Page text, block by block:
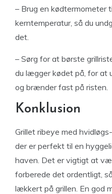
– Brug en kødtermometer
kerntemperatur, så du
det.
– Sørg for at børste
du lægger kødet på, for
og brænder fast på risten.
Konklusion
Grillet ribeye med
der er perfekt til en
haven. Det er vigtigt at
forberede det ordentligt,
lækkert på grillen. En god